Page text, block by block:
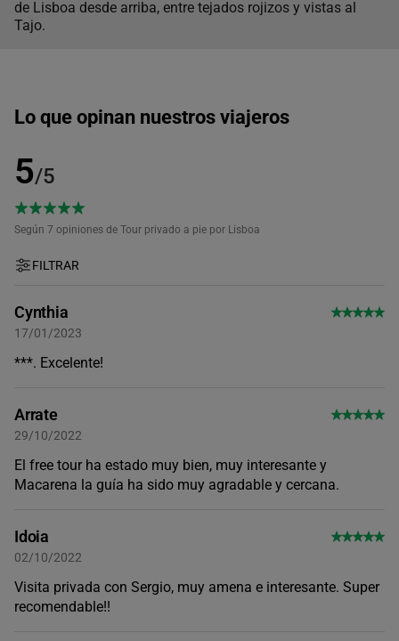
de Lisboa desde arriba, entre tejados rojizos y vistas al
Tajo.
Lo que opinan nuestros viajeros
5/5
Según 7 opiniones de Tour privado a pie por Lisboa
FILTRAR
Cynthia
17/01/2023
***. Excelente!
Arrate
29/10/2022
El free tour ha estado muy bien, muy interesante y
Macarena la guía ha sido muy agradable y cercana.
Idoia
02/10/2022
Visita privada con Sergio, muy amena e interesante. Super
recomendable!!